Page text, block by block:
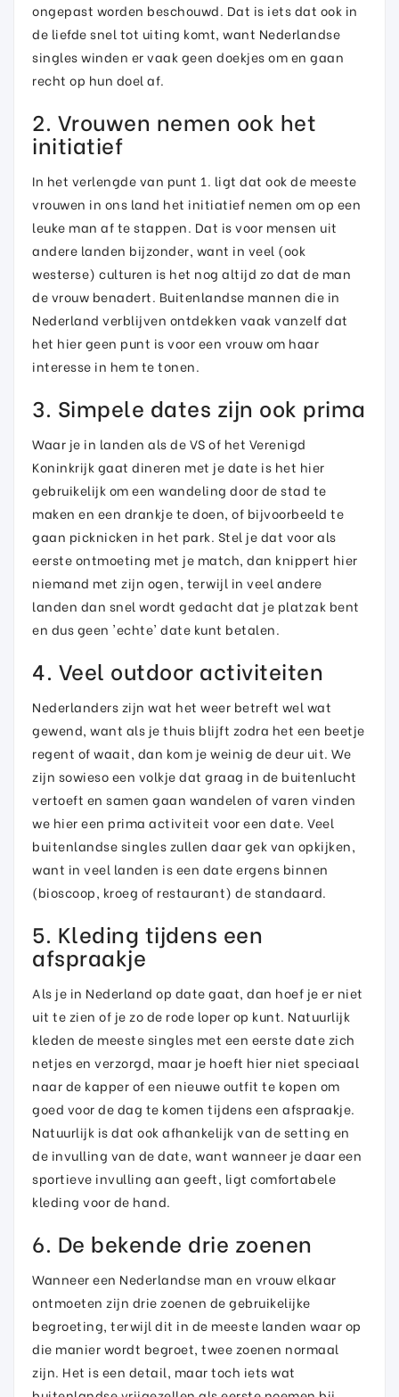
ongepast worden beschouwd. Dat is iets dat ook in
de liefde snel tot uiting komt, want Nederlandse
singles winden er vaak geen doekjes om en gaan
recht op hun doel af.
2. Vrouwen nemen ook het
initiatief
In het verlengde van punt 1. ligt dat ook de meeste
vrouwen in ons land het initiatief nemen om op een
leuke man af te stappen. Dat is voor mensen uit
andere landen bijzonder, want in veel (ook
westerse) culturen is het nog altijd zo dat de man
de vrouw benadert. Buitenlandse mannen die in
Nederland verblijven ontdekken vaak vanzelf dat
het hier geen punt is voor een vrouw om haar
interesse in hem te tonen.
3. Simpele dates zijn ook prima
Waar je in landen als de VS of het Verenigd
Koninkrijk gaat dineren met je date is het hier
gebruikelijk om een wandeling door de stad te
maken en een drankje te doen, of bijvoorbeeld te
gaan picknicken in het park. Stel je dat voor als
eerste ontmoeting met je match, dan knippert hier
niemand met zijn ogen, terwijl in veel andere
landen dan snel wordt gedacht dat je platzak bent
en dus geen 'echte' date kunt betalen.
4. Veel outdoor activiteiten
Nederlanders zijn wat het weer betreft wel wat
gewend, want als je thuis blijft zodra het een beetje
regent of waait, dan kom je weinig de deur uit. We
zijn sowieso een volkje dat graag in de buitenlucht
vertoeft en samen gaan wandelen of varen vinden
we hier een prima activiteit voor een date. Veel
buitenlandse singles zullen daar gek van opkijken,
want in veel landen is een date ergens binnen
(bioscoop, kroeg of restaurant) de standaard.
5. Kleding tijdens een
afspraakje
Als je in Nederland op date gaat, dan hoef je er niet
uit te zien of je zo de rode loper op kunt. Natuurlijk
kleden de meeste singles met een eerste date zich
netjes en verzorgd, maar je hoeft hier niet speciaal
naar de kapper of een nieuwe outfit te kopen om
goed voor de dag te komen tijdens een afspraakje.
Natuurlijk is dat ook afhankelijk van de setting en
de invulling van de date, want wanneer je daar een
sportieve invulling aan geeft, ligt comfortabele
kleding voor de hand.
6. De bekende drie zoenen
Wanneer een Nederlandse man en vrouw elkaar
ontmoeten zijn drie zoenen de gebruikelijke
begroeting, terwijl dit in de meeste landen waar op
die manier wordt begroet, twee zoenen normaal
zijn. Het is een detail, maar toch iets wat